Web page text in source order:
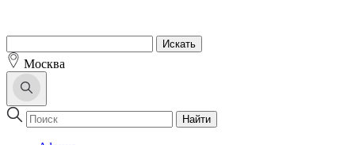
Москва
Найти